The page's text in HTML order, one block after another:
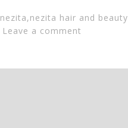
nezita,nezita hair and beauty
Leave a comment